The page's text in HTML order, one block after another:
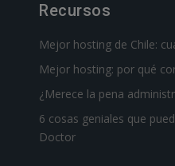
Recursos
Mejor hosting de Chile:
Mejor hosting: por qué
¿Merece la pena
6 cosas geniales que
Doctor